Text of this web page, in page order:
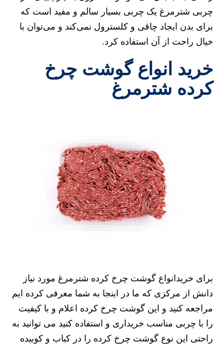
چربی شترمرغ یک چربی بسیار سالم و مفید است که
برای بدن ایجاد چاقی و کلسترول نمی‌کند و می‌توان با
خیال راحت از آن استفاده کرد.
خرید انواع گوشت چرخ
کرده شترمرغ
برای خریدانواع گوشت چرخ کرده شترمرغ مورد نیاز
دانش از مرکزی که ما در اینجا به شما معرفی کرده ایم
مراجعه کنید و این گوشت چرخ کرده اعلام و با کیفیت
را با چربی مناسب خریداری و استفاده کنید می توانید به
راحتی این نوع گوشت چرخ کرده را در کباب و کوبیده